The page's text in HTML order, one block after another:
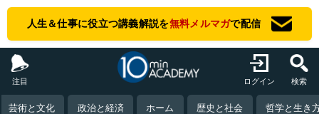
人生＆仕事に役立つ講義解説を無料メルマガで配信
注目 ログイン 検索
芸術と文化 政治と経済 ホーム 歴史と社会 哲学と生き